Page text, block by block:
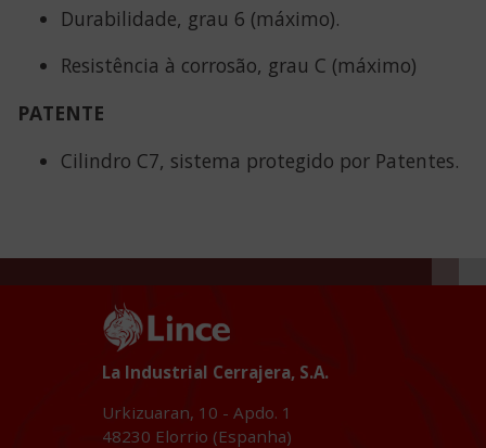
Durabilidade, grau 6 (máximo).
Resistência à corrosão, grau C (máximo)
PATENTE
Cilindro C7, sistema protegido por Patentes.
La Industrial Cerrajera, S.A.
Urkizuaran, 10 - Apdo. 1
48230 Elorrio (Espanha)